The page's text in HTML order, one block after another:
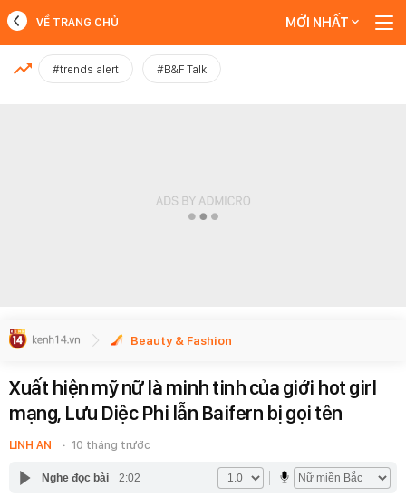
MỚI NHẤT
VỀ TRANG CHỦ MỚI NHẤT
#trends alert #B&F Talk
Beauty & Fashion
Xuất hiện mỹ nữ là minh tinh của giới hot girl
mạng, Lưu Diệc Phi lẫn Baifern bị gọi tên
LINH AN 10 tháng trước
Nghe đọc bài 2:02